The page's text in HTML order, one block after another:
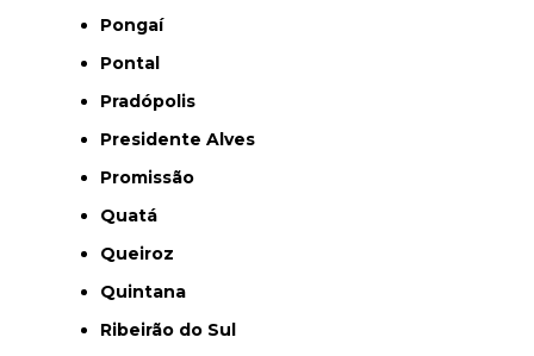
Pongaí
Pontal
Pradópolis
Presidente Alves
Promissão
Quatá
Queiroz
Quintana
Ribeirão do Sul